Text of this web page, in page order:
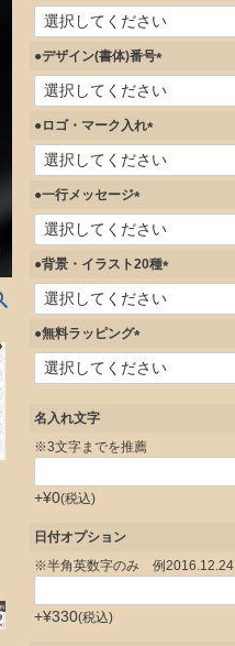
(
必
須
●デザイン(書体)番号
(
必
●ロゴ・マーク入れ
(
必
●一行メッセージ
(
必
須
●背景・イラスト20種
(
●無料ラッピング
(
必
名入れ文字
※3文字までを推薦
+¥0 税込
日付オプション
※半角英数字のみ 例2016.12.24
+¥330 税込